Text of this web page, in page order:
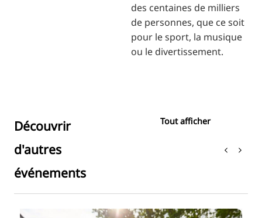
des centaines de milliers
de personnes, que ce soit
pour le sport, la musique
ou le divertissement.
Découvrir
d'autres
événements
Tout afficher